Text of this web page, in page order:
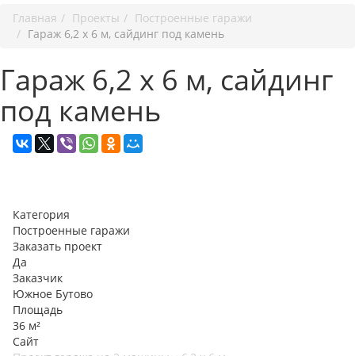
Главная
Проекты
Построенные гаражи
Гараж 6,2 х 6 м, сайдинг под камень
Гараж 6,2 х 6 м, сайдинг
под камень
Категория
Построенные гаражи
Заказать проект
Да
Заказчик
Южное Бутово
Площадь
36 м²
Сайт